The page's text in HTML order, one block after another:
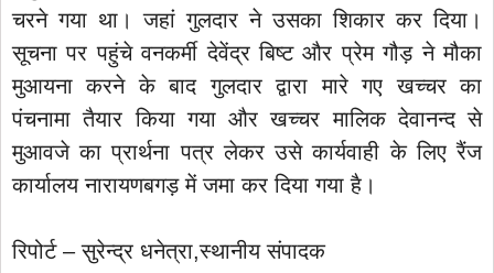
चरने गया था। जहां गुलदार ने उसका शिकार कर दिया।
सूचना पर पहुंचे वनकर्मी देवेंद्र बिष्ट और प्रेम गौड़ ने मौका
मुआयना करने के बाद गुलदार द्वारा मारे गए खच्चर का
पंचनामा तैयार किया गया और खच्चर मालिक देवानन्द से
मुआवजे का प्रार्थना पत्र लेकर उसे कार्यवाही के लिए रैंज
कार्यालय नारायणबगड़ में जमा कर दिया गया है।
रिपोर्ट – सुरेन्द्र धनेत्रा,स्थानीय संपादक